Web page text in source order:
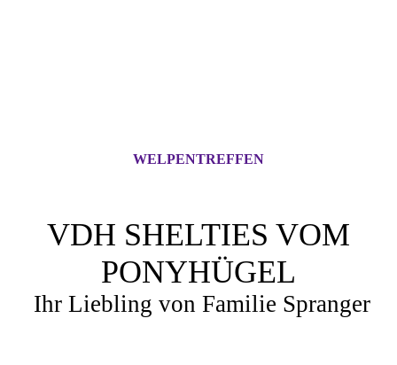
WELPENTREFFEN
VDH SHELTIES VOM
PONYHÜGEL
Ihr Liebling von Familie Spranger